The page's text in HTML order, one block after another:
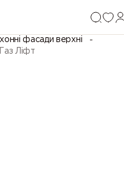
фасади верхні
Ліфт